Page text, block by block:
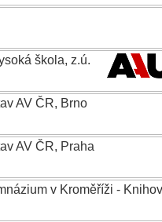
škola, z.ú.
AV ČR, Brno
AV ČR, Praha
v Kroměříži -